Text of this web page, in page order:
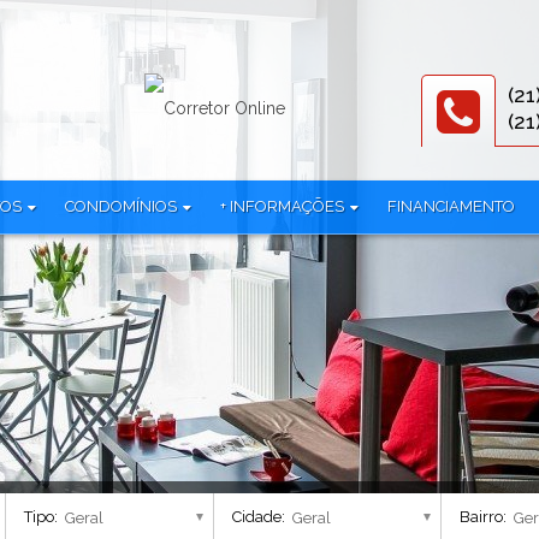
(1)
(24)
(38)
(3)
CONDOMÍNIOS
3R Offices (1)
786 Prudente (2)
All Jardim Oceânico (1)
Alma Carioca - Breve Lançamento (4)
Alma Ipanema - Residencial (1)
AmÉricas 19 Cury (1)
Américas Club Residence - Fase 1 (1)
Américas Club Residence - Fase 2 (1)
Aqua Village Residence Club - Residencial (3)
Arte Botânica - Lojas (2)
+ INFORMAÇÕES
Documentos
Equipe
Política de privacidade
FINANCIAMENTO
Tipo: Cidade: Bairro: